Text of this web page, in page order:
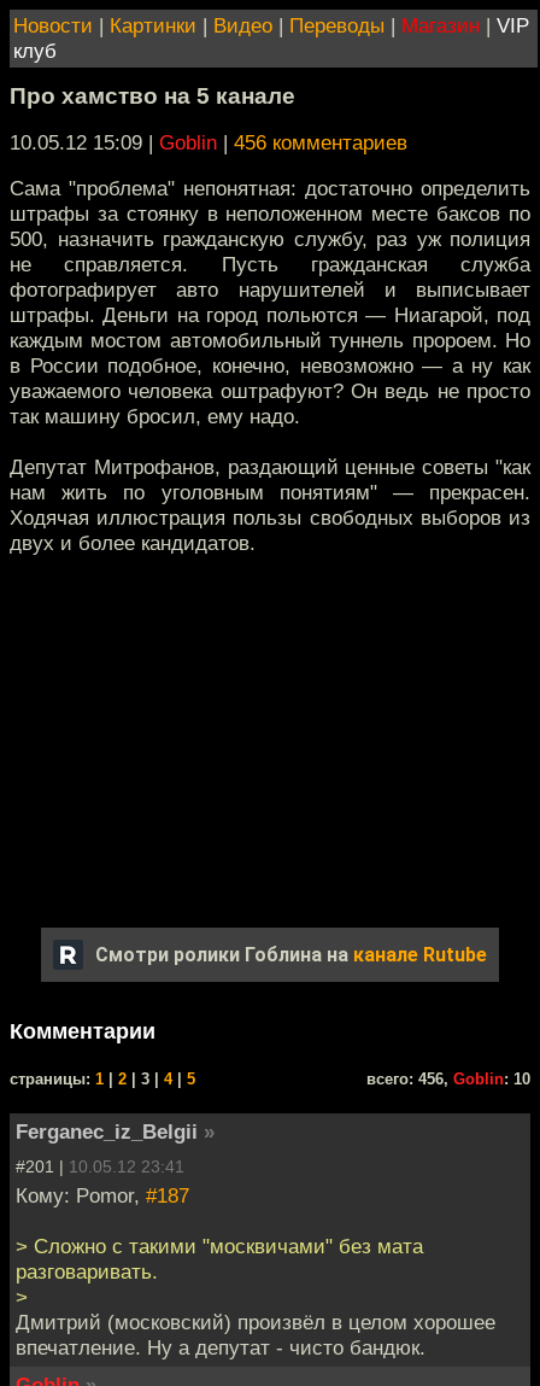
Новости | Картинки | Видео | Переводы | Магазин | VIP
клуб
Про хамство на 5 канале
10.05.12 15:09 | Goblin | 456 комментариев
Сама "проблема" непонятная: достаточно определить
штрафы за стоянку в неположенном месте баксов по
500, назначить гражданскую службу, раз уж полиция
не справляется. Пусть гражданская служба
фотографирует авто нарушителей и выписывает
штрафы. Деньги на город польются — Ниагарой, под
каждым мостом автомобильный туннель пророем. Но
в России подобное, конечно, невозможно — а ну как
уважаемого человека оштрафуют? Он ведь не просто
так машину бросил, ему надо.
Депутат Митрофанов, раздающий ценные советы "как
нам жить по уголовным понятиям" — прекрасен.
Ходячая иллюстрация пользы свободных выборов из
двух и более кандидатов.
Смотри ролики Гоблина на канале Rutube
Комментарии
cтраницы: 1 2 | 3 | 4| 5 всего: 456, Goblin: 10
Ferganec_iz_Belgii »
#201 | 10.05.12 23:41
Кому: Pomor, #187
> Сложно с такими "москвичами" без мата
разговаривать.
>
Дмитрий (московский) произвёл в целом хорошее
впечатление. Ну а депутат - чисто бандюк.